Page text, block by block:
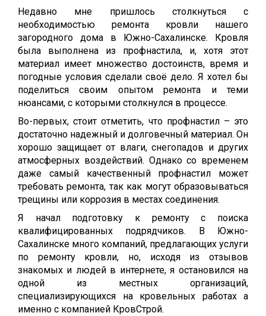
Недавно мне пришлось столкнуться с
необходимостью ремонта кровли нашего
загородного дома в Южно-Сахалинске. Кровля
была выполнена из профнастила, и, хотя этот
материал имеет множество достоинств, время и
погодные условия сделали своё дело. Я хотел бы
поделиться своим опытом ремонта и теми
нюансами, с которыми столкнулся в процессе.
Во-первых, стоит отметить, что профнастил – это
достаточно надежный и долговечный материал. Он
хорошо защищает от влаги, снегопадов и других
атмосферных воздействий. Однако со временем
даже самый качественный профнастил может
требовать ремонта, так как могут образовываться
трещины или коррозия в местах соединения.
Я начал подготовку к ремонту с поиска
квалифицированных подрядчиков. В Южно-
Сахалинске много компаний, предлагающих услуги
по ремонту кровли, но, исходя из отзывов
знакомых и людей в интернете, я остановился на
одной из местных организаций,
специализирующихся на кровельных работах а
именно с компанией КровСтрой.